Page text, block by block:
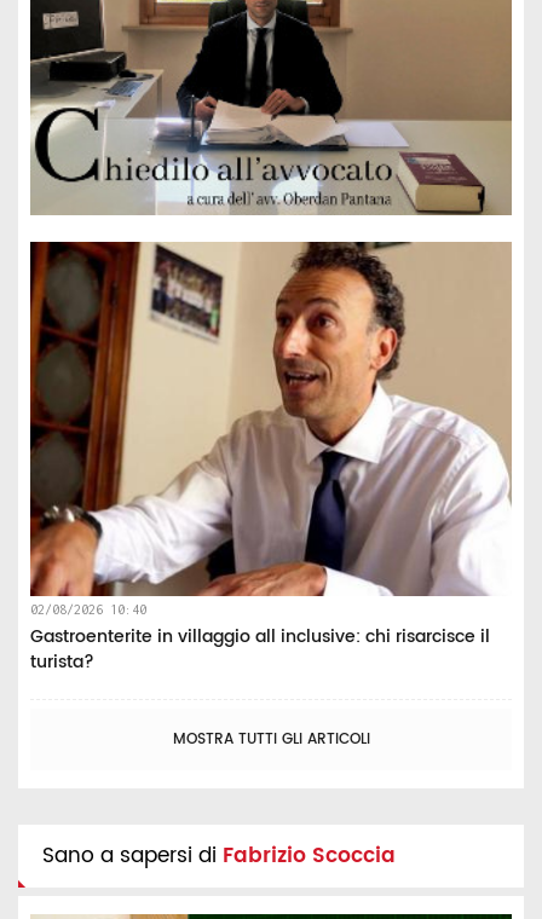
02/08/2026 10:40
Gastroenterite in villaggio all inclusive: chi risarcisce il
turista?
MOSTRA TUTTI GLI ARTICOLI
Sano a sapersi di Fabrizio Scoccia